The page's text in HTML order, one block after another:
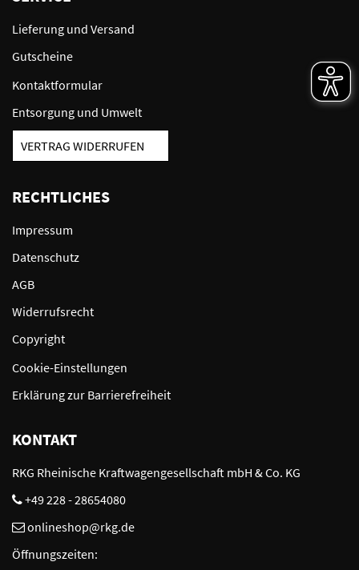
Lieferung und Versand
Gutscheine
Kontaktformular
Entsorgung und Umwelt
VERTRAG WIDERRUFEN
RECHTLICHES
Impressum
Datenschutz
AGB
Widerrufsrecht
Copyright
Cookie-Einstellungen
Erklärung zur Barrierefreiheit
KONTAKT
RKG Rheinische Kraftwagengesellschaft mbH & Co. KG
+49 228 - 28654080
onlineshop@rkg.de
Öffnungszeiten: